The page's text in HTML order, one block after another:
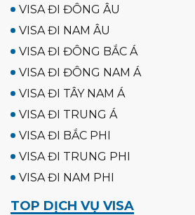
VISA ĐI ĐÔNG ÂU
VISA ĐI NAM ÂU
VISA ĐI ĐÔNG BẮC Á
VISA ĐI ĐÔNG NAM Á
VISA ĐI TÂY NAM Á
VISA ĐI TRUNG Á
VISA ĐI BẮC PHI
VISA ĐI TRUNG PHI
VISA ĐI NAM PHI
TOP DỊCH VỤ VISA